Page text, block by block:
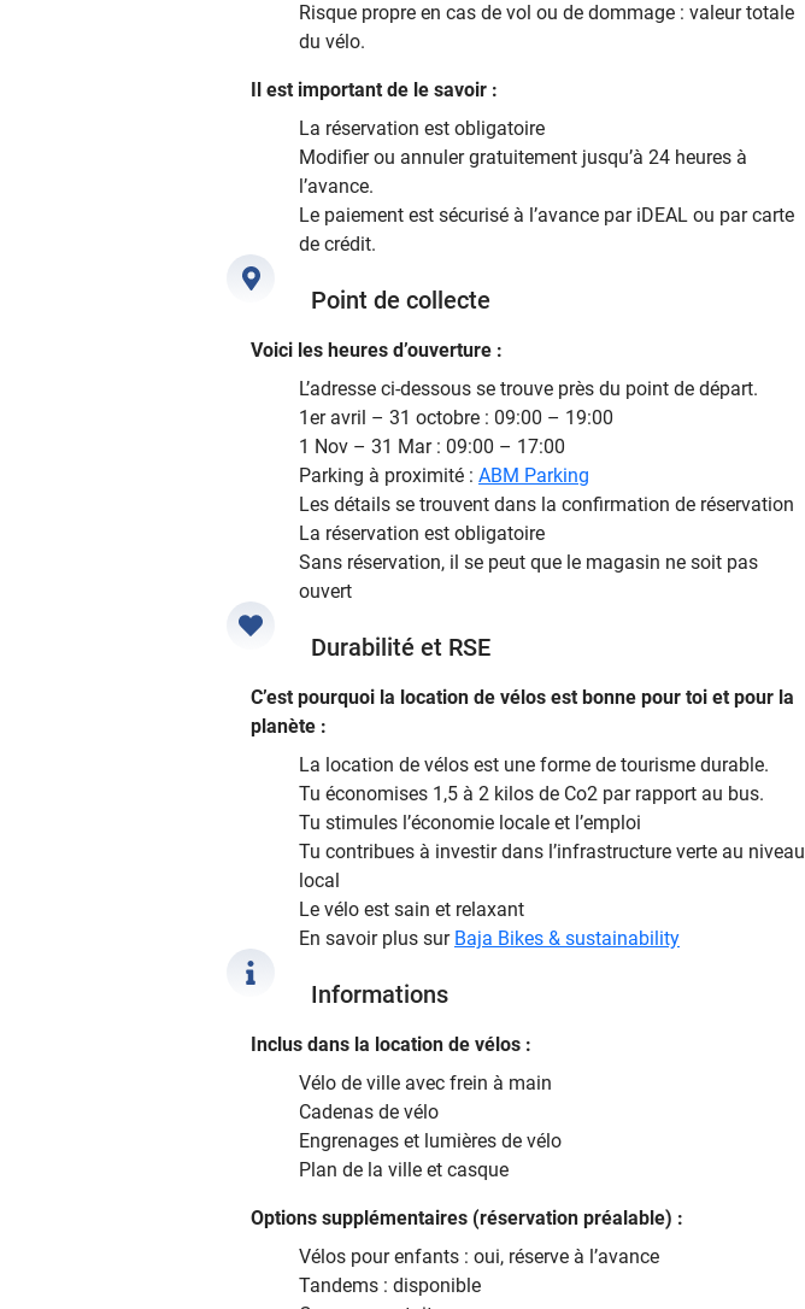
Risque propre en cas de vol ou de dommage : valeur totale
du vélo.
Il est important de le savoir :
La réservation est obligatoire
Modifier ou annuler gratuitement jusqu’à 24 heures à
l’avance.
Le paiement est sécurisé à l’avance par iDEAL ou par carte
de crédit.
Point de collecte
Voici les heures d’ouverture :
L’adresse ci-dessous se trouve près du point de départ.
1er avril – 31 octobre : 09:00 – 19:00
1 Nov – 31 Mar : 09:00 – 17:00
Parking à proximité : ABM Parking
Les détails se trouvent dans la confirmation de réservation
La réservation est obligatoire
Sans réservation, il se peut que le magasin ne soit pas
ouvert
Durabilité et RSE
C’est pourquoi la location de vélos est bonne pour toi et pour la
planète :
La location de vélos est une forme de tourisme durable.
Tu économises 1,5 à 2 kilos de Co2 par rapport au bus.
Tu stimules l’économie locale et l’emploi
Tu contribues à investir dans l’infrastructure verte au niveau
local
Le vélo est sain et relaxant
En savoir plus sur Baja Bikes & sustainability
Informations
Inclus dans la location de vélos :
Vélo de ville avec frein à main
Cadenas de vélo
Engrenages et lumières de vélo
Plan de la ville et casque
Options supplémentaires (réservation préalable) :
Vélos pour enfants : oui, réserve à l’avance
Tandems : disponible